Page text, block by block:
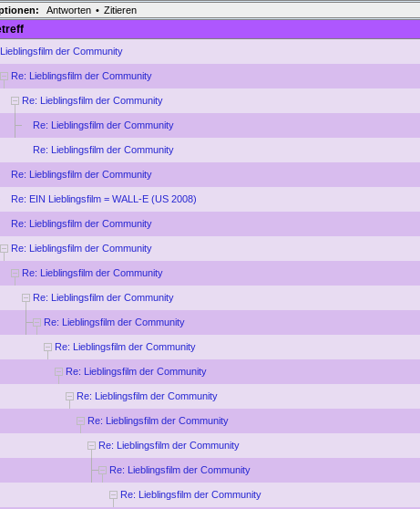
Antworten • Zitieren
Lieblingsfilm der Community
Re: Lieblingsfilm der Community
Re: Lieblingsfilm der Community
Re: Lieblingsfilm der Community
Re: Lieblingsfilm der Community
Re: Lieblingsfilm der Community
Re: EIN Lieblingsfilm = WALL-E (US 2008)
Re: Lieblingsfilm der Community
Re: Lieblingsfilm der Community
Re: Lieblingsfilm der Community
Re: Lieblingsfilm der Community
Re: Lieblingsfilm der Community
Re: Lieblingsfilm der Community
Re: Lieblingsfilm der Community
Re: Lieblingsfilm der Community
Re: Lieblingsfilm der Community
Re: Lieblingsfilm der Community
Re: Lieblingsfilm der Community
Re: Lieblingsfilm der Community